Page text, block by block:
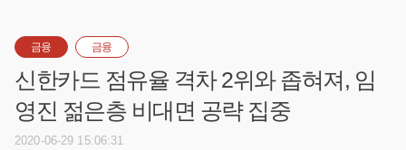
금융 금융
신한카드 점유율 격차 2위와 좁혀져, 임
영진 젊은층 비대면 공략 집중
2020-06-29 15:06:31